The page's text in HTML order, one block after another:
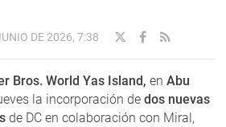
DE 2026, 7:38
Bros. World Yas Island, en Abu
la incorporación de dos nuevas
de DC en colaboración con Miral,